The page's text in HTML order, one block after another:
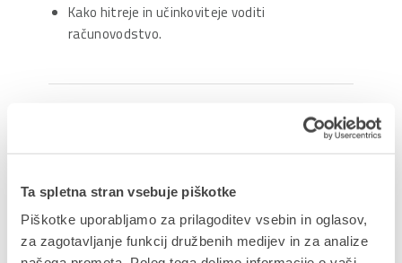
Ta spletna stran vsebuje piškotke
Piškotke uporabljamo za prilagoditev vsebin in oglasov,
za zagotavljanje funkcij družbenih medijev in za analize
Kako hitreje in učinkoviteje voditi
računovodstvo.
NAZAJ NA PRIROČNIKE